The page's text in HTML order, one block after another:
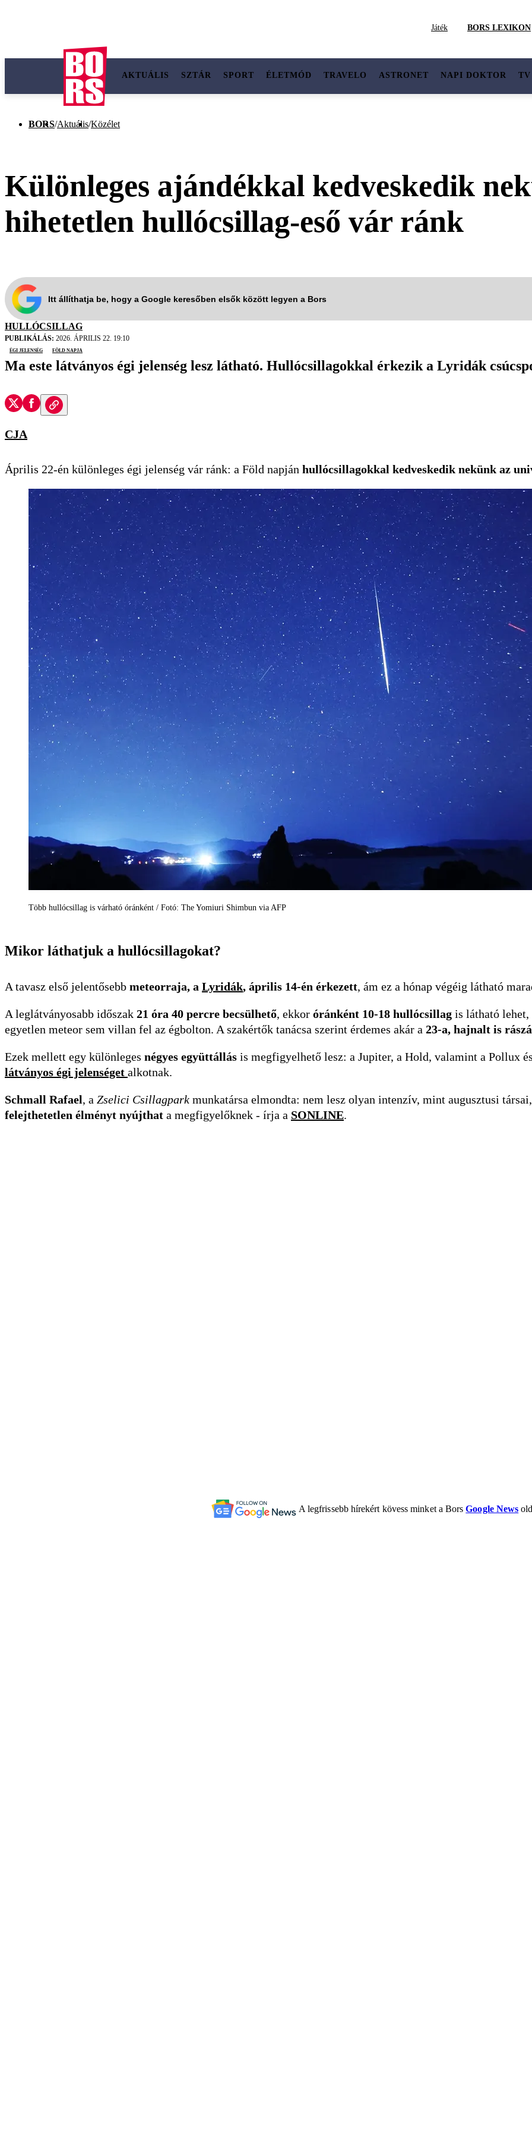
Játék BORS LEXIKON
AKTUÁLIS SZTÁR SPORT ÉLETMÓD TRAVELO ASTRONET NAPI DOKTOR TV
BORS/Aktuális/Közélet
Különleges ajándékkal kedveskedik
hihetetlen hullócsillag-eső vár ránk
Itt állíthatja be, hogy a Google keresőben elsők között legyen a Bors
HULLÓCSILLAG
PUBLIKÁLÁS: 2026. ÁPRILIS 22. 19:10
égi jelenség
Föld Napja
Ma este látványos égi jelenség lesz látható. Hullócsillagokkal érkezik a Lyridák
CJA
Április 22-én különleges égi jelenség vár ránk: a Föld napján hullócsillagokkal kedveskedik nekünk az
Több hullócsillag is várható óránként / Fotó: The Yomiuri Shimbun via AFP
Mikor láthatjuk a hullócsillagokat?
A tavasz első jelentősebb meteorraja, a Lyridák, április 14-én érkezett, ám ez a hónap végéig látható
A leglátványosabb időszak 21 óra 40 percre becsülhető, ekkor óránként 10-18 hullócsillag is látható lehet,
egyetlen meteor sem villan fel az égbolton. A szakértők tanácsa szerint érdemes akár a 23-a, hajnalt is
Ezek mellett egy különleges négyes együttállás is megfigyelhető lesz: a Jupiter, a Hold, valamint a Pollux
látványos égi jelenséget alkotnak.
Schmall Rafael, a Zselici Csillagpark munkatársa elmondta: nem lesz olyan intenzív, mint augusztusi
felejthetetlen élményt nyújthat a megfigyelőknek - írja a SONLINE.
A legfrissebb hírekért kövess minket a BorsGoogle News